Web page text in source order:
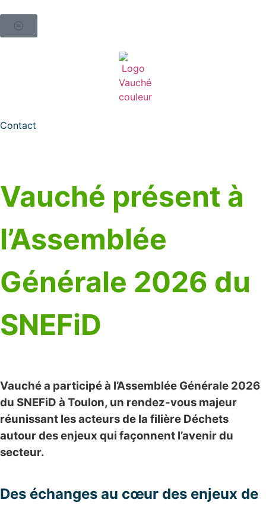
Contact
Vauché présent à
l’Assemblée
Générale 2026 du
SNEFiD
Vauché a participé à l’Assemblée Générale 2026
du SNEFiD à Toulon, un rendez-vous majeur
réunissant les acteurs de la filière Déchets
autour des enjeux qui façonnent l’avenir du
secteur.
Des échanges au cœur des enjeux de